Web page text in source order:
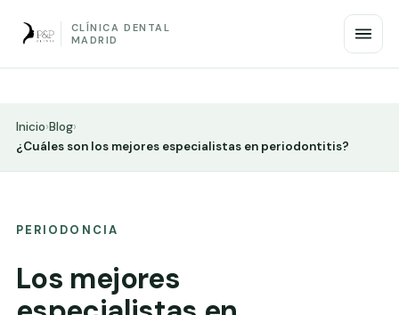
CLÍNICA DENTAL
MADRID
Inicio›Blog›
¿Cuáles son los mejores especialistas en periodontitis?
PERIODONCIA
Los mejores